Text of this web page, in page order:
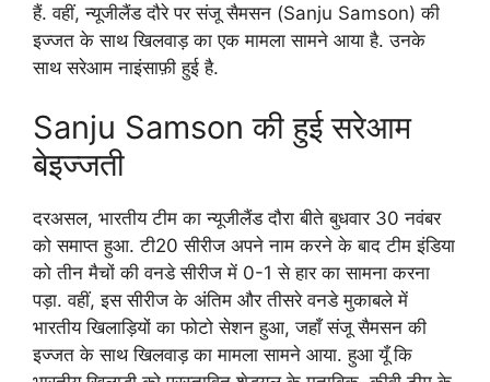
हैं. वहीं, न्यूजीलैंड दौरे पर संजू सैमसन (Sanju Samson) की
इज्जत के साथ खिलवाड़ का एक मामला सामने आया है. उनके
साथ सरेआम नाइंसाफ़ी हुई है.
Sanju Samson की हुई सरेआम
बेइज्जती
दरअसल, भारतीय टीम का न्यूजीलैंड दौरा बीते बुधवार 30 नवंबर
को समाप्त हुआ. टी20 सीरीज अपने नाम करने के बाद टीम इंडिया
को तीन मैचों की वनडे सीरीज में 0-1 से हार का सामना करना
पड़ा. वहीं, इस सीरीज के अंतिम और तीसरे वनडे मुकाबले में
भारतीय खिलाड़ियों का फोटो सेशन हुआ, जहाँ संजू सैमसन की
इज्जत के साथ खिलवाड़ का मामला सामने आया. हुआ यूँ कि